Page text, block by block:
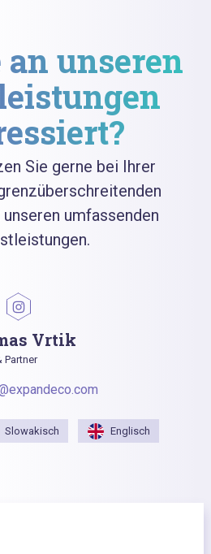
an unseren
Sie gerne bei Ihrer
umfassenden
Vrtik
Partner
Slowakisch Englisch